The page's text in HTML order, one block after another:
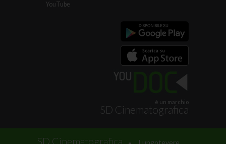
YouTube
è un marchio
SD Cinematografica
SD Cinematografica .